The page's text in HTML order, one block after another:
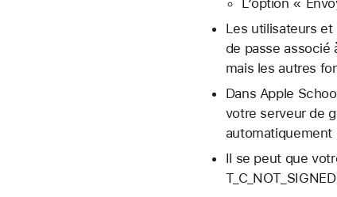
L’option «
Les utilisateurs et
de passe associé
mais les autres
Dans Apple
votre serveur de
automatiquement
Il se peut que